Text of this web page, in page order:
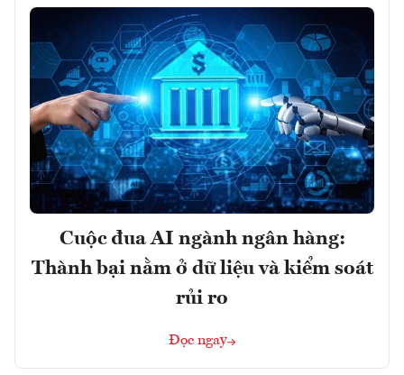
Cuộc đua AI ngành ngân hàng:
Thành bại nằm ở dữ liệu và kiểm soát
rủi ro
Đọc ngay